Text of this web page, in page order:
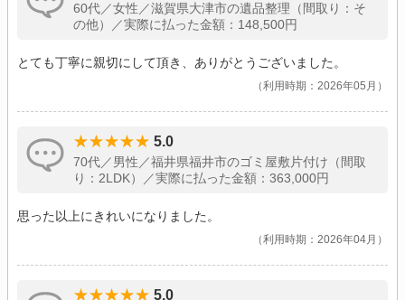
60代／女性／滋賀県大津市の遺品整理（間取り：そ
の他）／実際に払った金額：148,500円
とても丁寧に親切にして頂き、ありがとうございました。
利用時期：2026年05月
5.0
70代／男性／福井県福井市のゴミ屋敷片付け（間取
り：2LDK）／実際に払った金額：363,000円
思った以上にきれいになりました。
利用時期：2026年04月
5.0